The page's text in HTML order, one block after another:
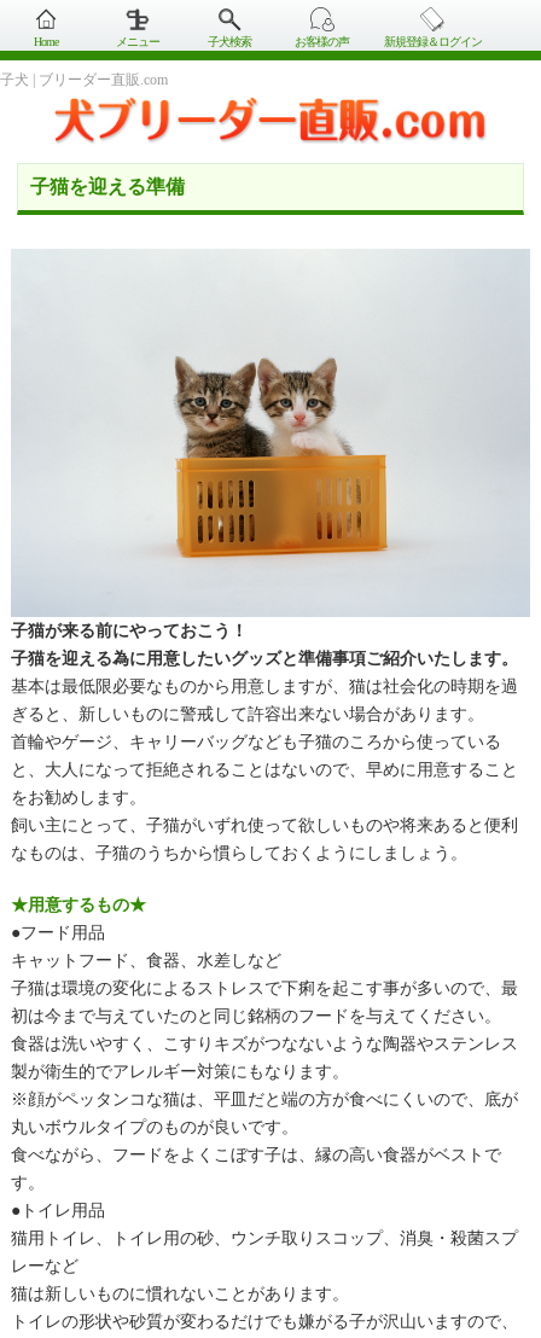
Home メニュー 子犬検索 お客様の声 新規登録＆ログイン
子犬 | ブリーダー直販.com
子猫を迎える準備
子猫が来る前にやっておこう ！
子猫を迎える為に用意したいグッズと準備事項ご紹介いたします。
基本は最低限必要なものから用意しますが、猫は社会化の時期を過
ぎると、新しいものに警戒して許容出来ない場合があります。
首輪やゲージ、キャリーバッグなども子猫のころから使っている
と、大人になって拒絶されることはないので、早めに用意すること
をお勧めします。
飼い主にとって、子猫がいずれ使って欲しいものや将来あると便利
なものは、子猫のうちから慣らしておくようにしましょう。
★用意するもの★
●フード用品
キャットフード、食器、水差しなど
子猫は環境の変化によるストレスで下痢を起こす事が多いので、最
初は今まで与えていたのと同じ銘柄のフードを与えてください。
食器は洗いやすく、こすりキズがつなないような陶器やステンレス
製が衛生的でアレルギー対策にもなります。
※顔がペッタンコな猫は、平皿だと端の方が食べにくいので、底が
丸いボウルタイプのものが良いです。
食べながら、フードをよくこぼす子は、縁の高い食器がベストで
す。
●トイレ用品
猫用トイレ、トイレ用の砂、ウンチ取りスコップ、消臭・殺菌スプ
レーなど
猫は新しいものに慣れないことがあります。
トイレの形状や砂質が変わるだけでも嫌がる子が沢山いますので、